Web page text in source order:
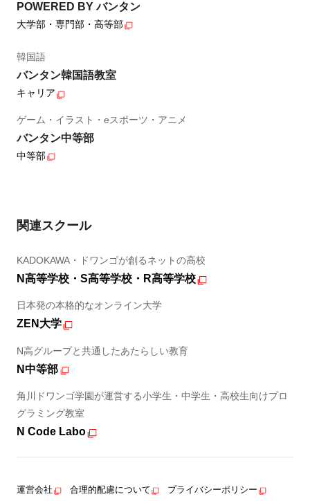
POWERED BY バンタン
大学部・専門部・高等部
韓国語
バンタン韓国語教室
キャリア
ゲーム・イラスト・eスポーツ・アニメ
バンタン中等部
中等部
関連スクール
KADOKAWA・ドワンゴが創るネットの高校
N高等学校・S高等学校・R高等学校
日本発の本格的なオンライン大学
ZEN大学
N高グループと共通したあたらしい教育
N中等部
角川ドワンゴ学園が運営する小学生・中学生・高校生向けプロ
グラミング教室
N Code Labo
運営会社 合理的配慮について プライバシーポリシー